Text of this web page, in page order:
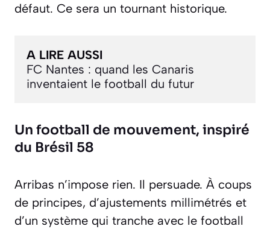
défaut. Ce sera un tournant historique.
A LIRE AUSSI
FC Nantes : quand les Canaris
inventaient le football du futur
Un football de mouvement, inspiré
du Brésil 58
Arribas n’impose rien. Il persuade. À coups
de principes, d’ajustements millimétrés et
d’un système qui tranche avec le football